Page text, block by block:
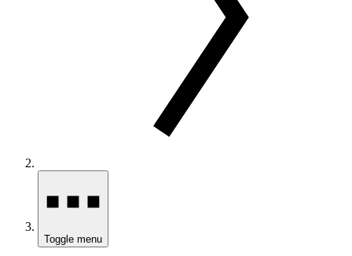
Toggle menu